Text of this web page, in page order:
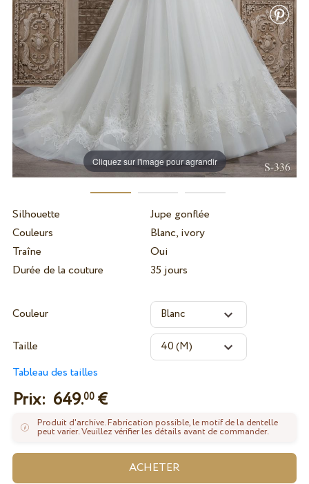
Cliquez sur l'image pour agrandir
Silhouette
Jupe gonflée
Couleurs
Blanc, ivory
Traîne
Oui
Durée de la couture
35 jours
Couleur
Taille
Tableau des tailles
Prix: 649.00€
Produit d'archive. Fabrication possible, le motif de la dentelle
peut varier. Veuillez vérifier les détails avant de commander.